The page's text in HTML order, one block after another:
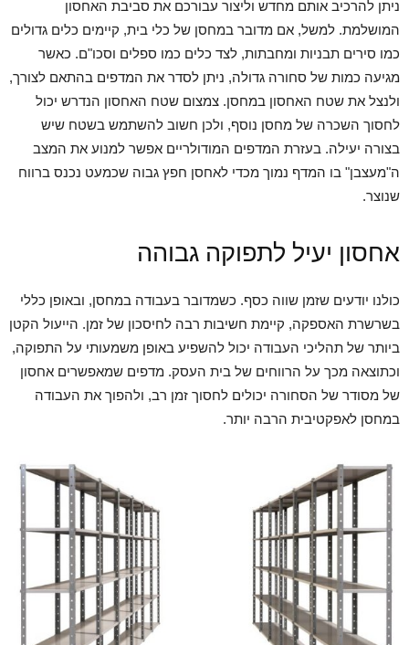
ניתן להרכיב אותם מחדש וליצור עבורכם את סביבת האחסון
המושלמת. למשל, אם מדובר במחסן של כלי בית, קיימים כלים גדולים
כמו סירים תבניות ומחבתות, לצד כלים כמו ספלים וסכו"ם. כאשר
מגיעה כמות של סחורה גדולה, ניתן לסדר את המדפים בהתאם לצורך,
ולנצל את שטח האחסון במחסן. צמצום שטח האחסון הנדרש יכול
לחסוך השכרה של מחסן נוסף, ולכן חשוב להשתמש בשטח שיש
בצורה יעילה. בעזרת המדפים המודולריים אפשר למנוע את המצב
ה"מעצבן" בו המדף נמוך מכדי לאחסן חפץ גבוה שכמעט נכנס ברווח
שנוצר.
אחסון יעיל לתפוקה גבוהה
כולנו יודעים שזמן שווה כסף. כשמדובר בעבודה במחסן, ובאופן כללי
בשרשרת האספקה, קיימת חשיבות רבה לחיסכון של זמן. הייעול הקטן
ביותר של תהליכי העבודה יכול להשפיע באופן משמעותי על התפוקה,
וכתוצאה מכך על הרווחים של בית העסק. מדפים שמאפשרים אחסון
של מסודר של הסחורה יכולים לחסוך זמן רב, ולהפוך את העבודה
במחסן לאפקטיבית הרבה יותר.